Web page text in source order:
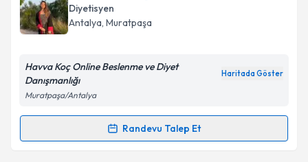
Diyetisyen
Antalya, Muratpaşa
Havva Koç Online Beslenme ve Diyet
Danışmanlığı
Haritada Göster
Muratpaşa/Antalya
Randevu Talep Et
Randevu Takvimi Talebi